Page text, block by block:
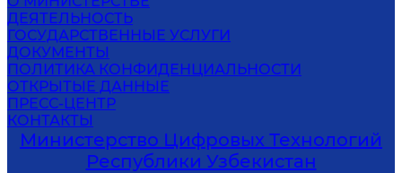
ДЕЯТЕЛЬНОСТЬ
ГОСУДАРСТВЕННЫЕ УСЛУГИ
ДОКУМЕНТЫ
ПОЛИТИКА КОНФИДЕНЦИАЛЬНОСТИ
ОТКРЫТЫЕ ДАННЫЕ
ПРЕСС-ЦЕНТР
КОНТАКТЫ
Министерство Цифровых Технологий
Республики Узбекистан